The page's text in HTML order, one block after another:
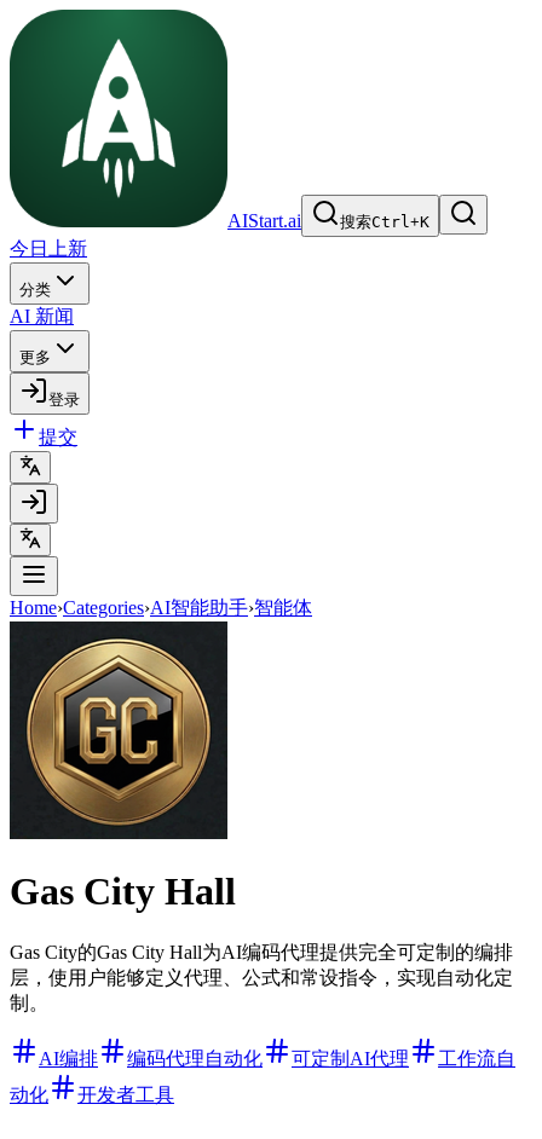
AIStart.ai 搜索Ctrl+K
今日上新
分类
AI 新闻
更多
登录
提交
Home›Categories›AI智能助手›智能体
Gas City Hall
Gas City的Gas City Hall为AI编码代理提供完全可定制的编排
层，使用户能够定义代理、公式和常设指令，实现自动化定
制。
AI编排 编码代理自动化 可定制AI代理
工作流自
动化
开发者工具